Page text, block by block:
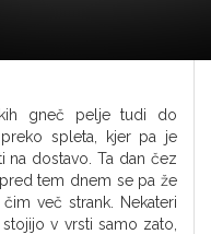
gneč pelje tudi do
spleta, kjer pa je
na dostavo. Ta dan čez
tem dnem se pa že
več strank. Nekateri
v vrsti samo zato,